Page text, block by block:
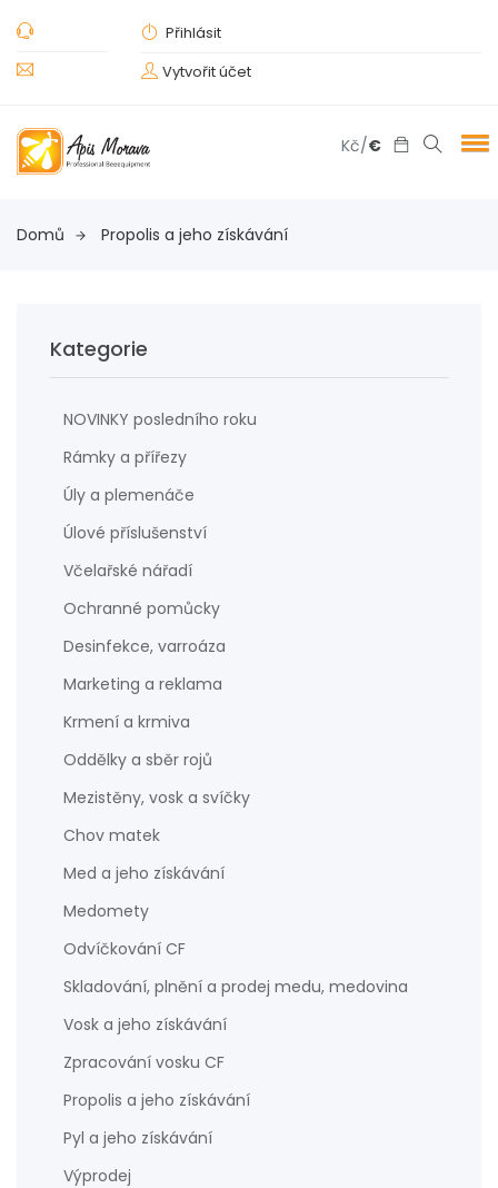
Přihlásit
Vytvořit účet
Kč/€
Domů Propolis a jeho získávání
Kategorie
NOVINKY posledního roku
Rámky a přířezy
Úly a plemenáče
Úlové příslušenství
Včelařské nářadí
Ochranné pomůcky
Desinfekce, varroáza
Marketing a reklama
Krmení a krmiva
Oddělky a sběr rojů
Mezistěny, vosk a svíčky
Chov matek
Med a jeho získávání
Medomety
Odvíčkování CF
Skladování, plnění a prodej medu, medovina
Vosk a jeho získávání
Zpracování vosku CF
Propolis a jeho získávání
Pyl a jeho získávání
Výprodej